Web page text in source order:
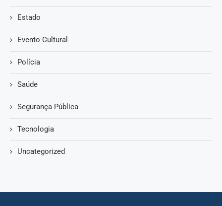
Estado
Evento Cultural
Polícia
Saúde
Segurança Pública
Tecnologia
Uncategorized